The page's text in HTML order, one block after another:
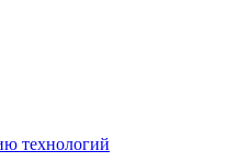
технологий